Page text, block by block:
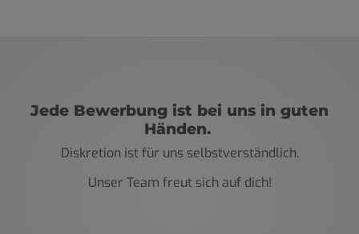
Jede Bewerbung ist bei uns in guten
Händen.
Diskretion ist für uns selbstverständlich.
Unser Team freut sich auf dich!